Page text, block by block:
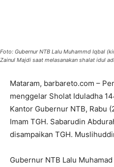
Foto: Gubernur NTB Lalu Muhammd Iqbal
Zainul Majdi saat melasanakan shalat idul
Mataram, barbareto.com –
menggelar Sholat Iduladha
Kantor Gubernur NTB, Rabu
Imam TGH. Sabarudin
disampaikan TGH.
Gubernur NTB Lalu